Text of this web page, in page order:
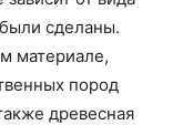
сделаны.
материале,
пород
древесная